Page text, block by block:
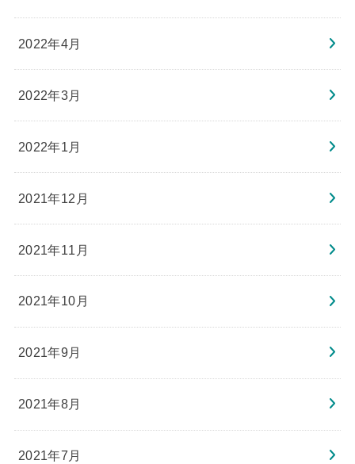
2022年4月
2022年3月
2022年1月
2021年12月
2021年11月
2021年10月
2021年9月
2021年8月
2021年7月